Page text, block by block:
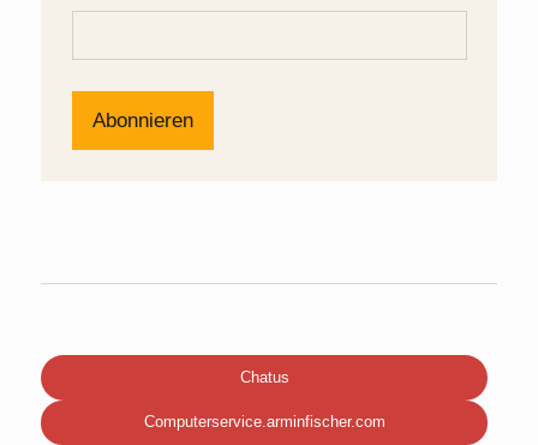
Chatus
Computerservice.arminfischer.com